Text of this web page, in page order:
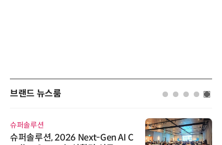
브랜드 뉴스룸
슈퍼솔루션
슈퍼솔루션, 2026 Next-Gen AI C